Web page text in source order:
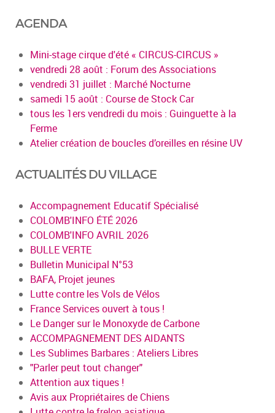
AGENDA
Mini-stage cirque d'été « CIRCUS-CIRCUS »
vendredi 28 août : Forum des Associations
vendredi 31 juillet : Marché Nocturne
samedi 15 août : Course de Stock Car
tous les 1ers vendredi du mois : Guinguette à la
Ferme
Atelier création de boucles d’oreilles en résine UV
ACTUALITÉS DU VILLAGE
Accompagnement Educatif Spécialisé
COLOMB'INFO ÉTÉ 2026
COLOMB'INFO AVRIL 2026
BULLE VERTE
Bulletin Municipal N°53
BAFA, Projet jeunes
Lutte contre les Vols de Vélos
France Services ouvert à tous !
Le Danger sur le Monoxyde de Carbone
ACCOMPAGNEMENT DES AIDANTS
Les Sublimes Barbares : Ateliers Libres
"Parler peut tout changer"
Attention aux tiques !
Avis aux Propriétaires de Chiens